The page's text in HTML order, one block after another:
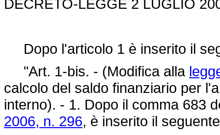
DECRETO-LEGGE 2 LUGLIO
Dopo l'articolo 1 è inserito il
"Art. 1-bis. - (Modifica alla
calcolo del saldo finanziario per
interno). - 1. Dopo il comma 683
2006, n. 296, è inserito il